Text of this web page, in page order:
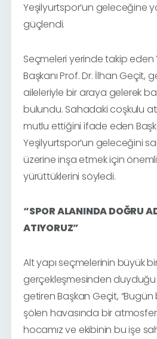
Yeşilyurtspor’un geleceğine
güçlendi.
Seçmeleri yerinde takip eden
Başkanı Prof. Dr. İlhan Geçit,
aileleriyle bir araya gelerek
bulundu. Sahadaki coşkulu
mutlu ettiğini ifade eden
Yeşilyurtspor’un geleceğini
üzerine inşa etmek için
yürüttüklerini söyledi.
“SPOR ALANINDA DOĞRU
ATIYORUZ”
Alt yapı seçmelerinin büyük
gerçekleşmesinden
getiren Başkan Geçit,
şölen havasında bir
hocamız ve ekibinin bu işe